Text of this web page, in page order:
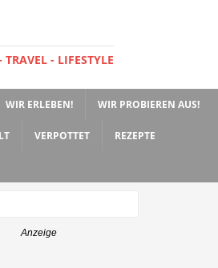
TRAVEL - LIFESTYLE
WIR ERLEBEN! WIR PROBIEREN AUS!
VERPOTTET REZEPTE